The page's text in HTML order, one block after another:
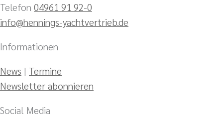
Telefon 04961 91 92-0
info@hennings-yachtvertrieb.de
Informationen
News | Termine
Newsletter abonnieren
Social Media